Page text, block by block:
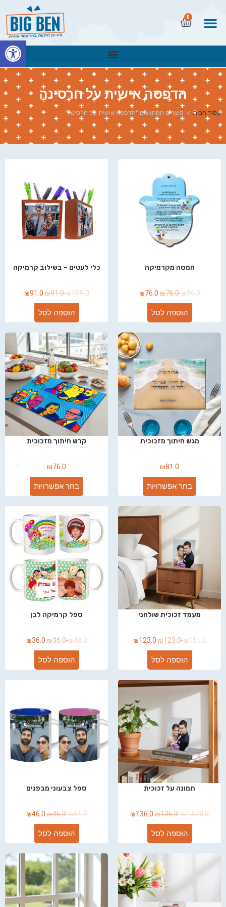
0
הדפסה אישית על חרסינה
עמוד הבית > מוצרים המתויגים “הדפסה אישית על חרסינה”
חמסה מקרמיקה
₪96.0
₪76.0
₪76.0
הוספה לסל
כלי לעטים – בשילוב קרמיקה
₪109.0
₪91.0
₪91.0
הוספה לסל
מגש חיתוך מזכוכית
₪81.0
בחר אפשרויות
קרש חיתוך מזכוכית
₪76.0
בחר אפשרויות
מעמד זכוכית שולחני
₪151.0
₪123.0
₪123.0
הוספה לסל
ספל קרמיקה לבן
₪48.0
₪36.0
₪36.0
הוספה לסל
תמונה על זכוכית
₪1,678.0
₪136.0
₪136.0
הוספה לסל
ספל צבעוני מבפנים
₪61.0
₪46.0
₪46.0
הוספה לסל